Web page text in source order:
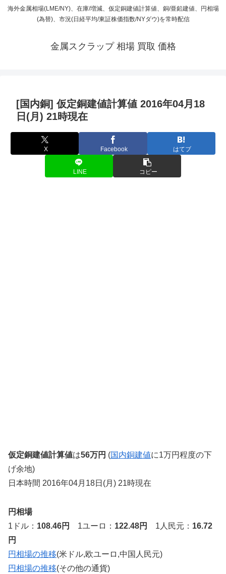
海外金属相場(LME/NY)、在庫/増減、仮定銅建値計算値、銅/亜鉛建値、円相場
(為替)、市況(日経平均/東証株価指数/NYダウ)を常時配信
金属スクラップ 相場 買取 価格
[国内銅] 仮定銅建値計算値 2016年04月18
日(月) 21時現在
X Facebook はてブ
LINE コピー
仮定銅建値計算値は56万円 (国内銅建値に1万円程度の下
げ余地)
日本時間 2016年04月18日(月) 21時現在
円相場
1ドル： 108.46円 1ユーロ： 122.48円 1人民元： 16.72
円
円相場の推移(米ドル,欧ユーロ,中国人民元)
円相場の推移(その他の通貨)